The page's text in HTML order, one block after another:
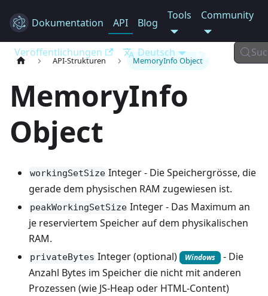
Electron
Dokumentation API Blog
Tools Community
Veröffentlichungen Deutsch
API-Strukturen MemoryInfo Object
MemoryInfo
Object
workingSetSize Integer - Die Speichergrösse, die
gerade dem physischen RAM zugewiesen ist.
peakWorkingSetSize Integer - Das Maximum an
je reserviertem Speicher auf dem physikalischen
RAM.
privateBytes Integer (optional) Windows
- Die
Anzahl Bytes im Speicher die nicht mit anderen
Prozessen (wie JS-Heap oder HTML-Content)